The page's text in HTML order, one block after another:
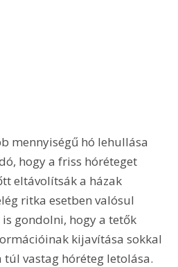
mennyiségű hó lehullása
hogy a friss hóréteget
eltávolítsák a házak
ritka esetben valósul
gondolni, hogy a tetők
kijavítása sokkal
vastag hóréteg letolása.